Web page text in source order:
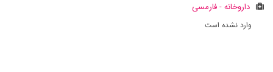
داروخانه - فارمسی
وارد نشده است